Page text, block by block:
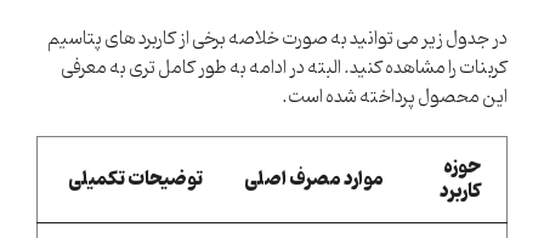
در جدول زیر می توانید به صورت خلاصه برخی از کاربرد های پتاسیم
کربنات را مشاهده کنید. البته در ادامه به طور کامل تری به معرفی
این محصول پرداخته شده است.
حوزه
کاربرد
موارد مصرف اصلی توضیحات تکمیلی